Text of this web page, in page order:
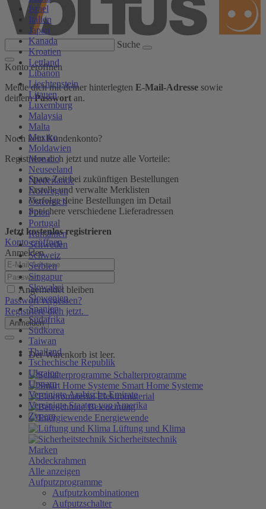
Israel
Italien
Japan
Kanada
Kroatien
Lettland
Libanon
Liechtenstein
Litauen
Luxemburg
Malaysia
Malta
Mexiko
Moldawien
Monaco
Neuseeland
Niederlande
Norwegen
Österreich
Polen
Portugal
Rumänien
Schweden
Schweiz
Serbien
Singapur
Slowakei
Slowenien
Spanien
Südafrika
Südkorea
Taiwan
Thailand
Tschechische Republik
Ukraine
Ungarn
Vereinigte Arabische Emirate
Vereinigte Staaten von Amerika
Zypern
Suche
Konto eröffnen
Melde dich mit deiner hinterlegten E-Mail-Adresse sowie
deinemPasswort an.
Noch kein Kundenkonto?
Registriere dich jetzt und nutze alle Vorteile:
Spare Zeit bei zukünftigen Bestellungen
Erstelle und verwalte Merklisten
Verfolge deine Bestellungen im Detail
Speichere verschiedene Lieferadressen
Jetzt kostenlos registrieren
Konto eröffnen
Anmelden
Angemeldet bleiben
Passwort vergessen?
Registriere dich jetzt.
Anmelden
Der Warenkorb ist leer.
Schalterprogramme
Smart Home Systeme
Elektromaterial
Beleuchtung
Energiewende
Lüftung und Klima
Sicherheitstechnik
Marken
Abdeckrahmen
Alle anzeigen
Aufputzprogramme
Aufputzkombinationen
Aufputzschalter